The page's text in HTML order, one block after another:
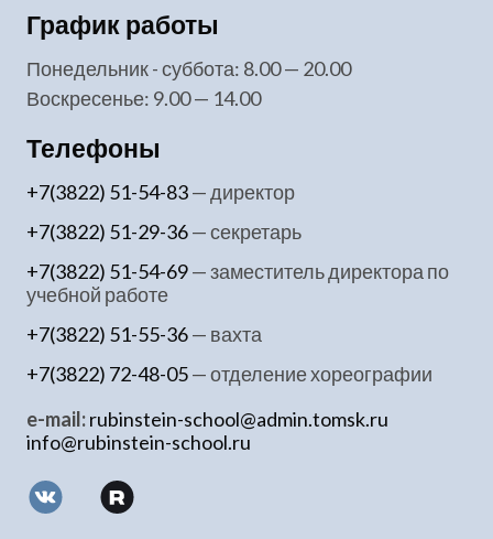
График работы
понедельник - суббота: 8.00 — 20.00
воскресенье: 9.00 — 14.00
Телефоны
+7(3822) 51-54-83— директор
+7(3822) 51-29-36— секретарь
+7(3822) 51-54-69— заместитель директора по
учебной работе
+7(3822) 51-55-36— вахта
+7(3822) 72-48-05— отделение хореографии
e-mail:rubinstein-school@admin.tomsk.ru
info@rubinstein-school.ru